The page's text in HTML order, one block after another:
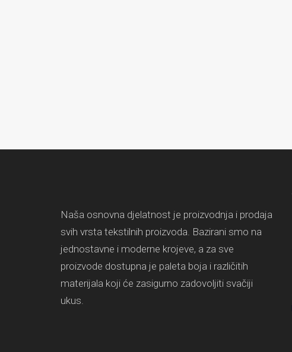
Naša osnovna djelatnost je proizvodnja i prodaja
svih vrsta tekstilnih proizvoda. Bazirani smo na
jednostavne i moderne krojeve, a za sve
proizvode dostupna je paleta boja i različitih
materijala koji će zasigurno zadovoljiti svačiji
ukus.